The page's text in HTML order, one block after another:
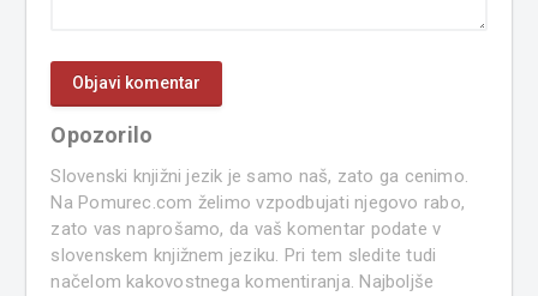
Opozorilo
Slovenski knjižni jezik je samo naš, zato ga cenimo.
Na Pomurec.com želimo vzpodbujati njegovo rabo,
zato vas naprošamo, da vaš komentar podate v
slovenskem knjižnem jeziku. Pri tem sledite tudi
načelom kakovostnega komentiranja. Najboljše